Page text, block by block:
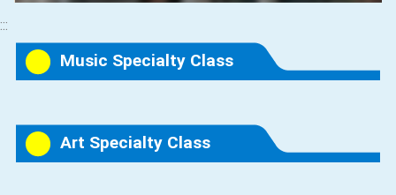
:::
Music Specialty Class
Art Specialty Class